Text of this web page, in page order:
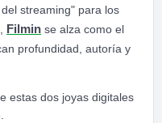
streaming" para los
Filmin se alza como el
profundidad, autoría y
estas dos joyas digitales